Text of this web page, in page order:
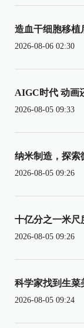
造血干细胞移植
2026-08-06 02:30
AIGC时代 动画
2026-08-05 09:33
纳米制造，探索
2026-08-05 09:26
十亿分之一米尺
2026-08-05 09:26
科学家找到生菜
2026-08-05 09:24